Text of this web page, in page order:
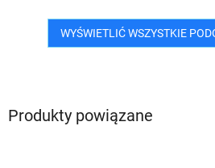
Produkty powiązane
WYŚWIETLIĆ WSZYSTKIE